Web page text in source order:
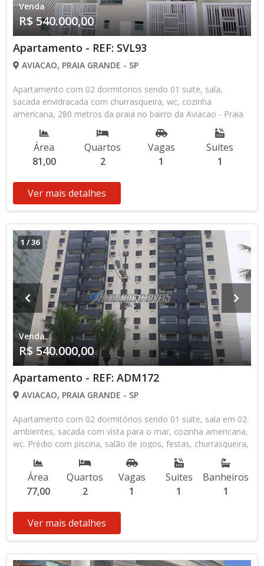
Venda
R$ 540.000,00
Apartamento - REF: SVL93
AVIACAO, PRAIA GRANDE - SP
Apartamento com 02 dormitorios sendo 01 suite, sala,
sacada envidracada com churrasqueira, wc, cozinha
americana, 280 metros da praia no bairro da Aviacao - Praia
Área
81,00
Quartos
2
Vagas
1
Suites
1
Ver mais detalhes
1 /36
Venda
R$ 540.000,00
Apartamento - REF: ADM172
AVIACAO, PRAIA GRANDE - SP
Apartamento com 02 dormitórios sendo 01 suíte, sala em 02
ambientes, sacada com vista para o mar, cozinha americana,
wc. Prédio com piscina, salão de jogos, festas, churrasqueira,
01 vaga na garagem, no bairro da Aviação - Praia Grande -
Área
77,00
Quartos
2
Vagas
1
Suites
1
Banheiros
1
Ver mais detalhes